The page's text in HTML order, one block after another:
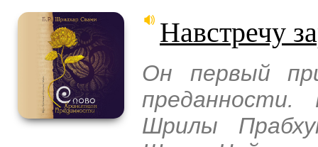
Навстречу
Он первый
преданности.
Шрилы